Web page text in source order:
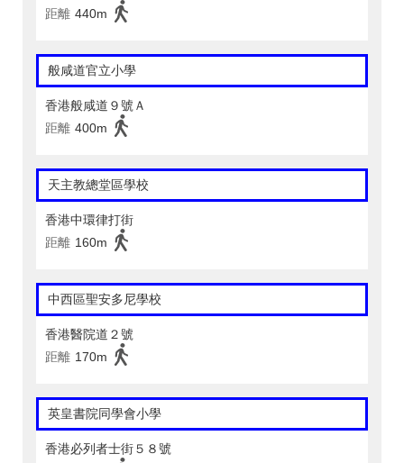
距離 440m
般咸道官立小學
香港般咸道９號Ａ
距離 400m
天主教總堂區學校
香港中環律打街
距離 160m
中西區聖安多尼學校
香港醫院道２號
距離 170m
英皇書院同學會小學
香港必列者士街５８號